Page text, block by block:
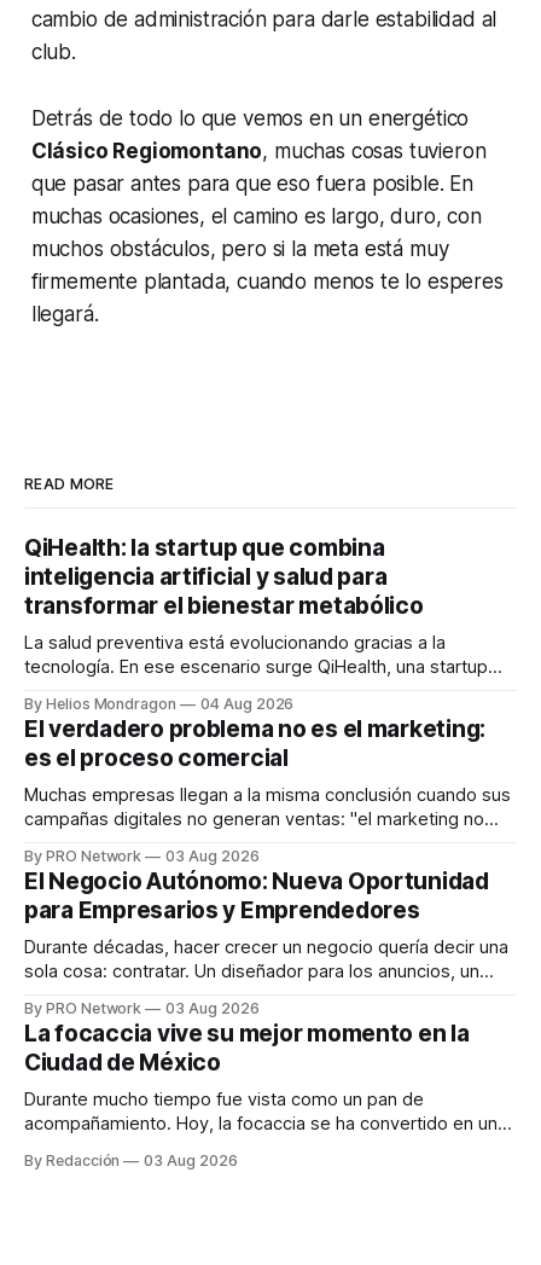
cambio de administración para darle estabilidad al
club.
Detrás de todo lo que vemos en un energético
Clásico Regiomontano, muchas cosas tuvieron
que pasar antes para que eso fuera posible. En
muchas ocasiones, el camino es largo, duro, con
muchos obstáculos, pero si la meta está muy
firmemente plantada, cuando menos te lo esperes
llegará.
READ MORE
QiHealth: la startup que combina
inteligencia artificial y salud para
transformar el bienestar metabólico
La salud preventiva está evolucionando gracias a la
tecnología. En ese escenario surge QiHealth, una startup
dispositivos inteligentes, inteligencia artificial y monitoreo
en tiempo real para ayudar a las personas a tomar mejores
decisiones sobre su salud metabólica. Su propuesta busca
responder
By Helios Mondragon 04 Aug 2026
El verdadero problema no es el marketing:
es el proceso comercial
Muchas empresas llegan a la misma conclusión cuando sus
campañas digitales no generan ventas: "el marketing no
INTERIUS, el problema suele estar en otro lugar. Durante
una entrevista para el podcast SER PRO, el especialista en
marketing digital explicó que
By PRO Network 03 Aug 2026
El Negocio Autónomo: Nueva Oportunidad
para Empresarios y Emprendedores
Durante décadas, hacer crecer un negocio quería decir una
sola cosa: contratar. Un diseñador para los anuncios, un
para los textos, alguien que supiera de publicidad digital
para encontrar prospectos, un vendedor para atender
llamadas y mensajes, y —con suerte— una persona
By PRO Network 03 Aug 2026
La focaccia vive su mejor momento en la
Ciudad de México
Durante mucho tiempo fue vista como un pan de
acompañamiento. Hoy, la focaccia se ha convertido en uno
artesanal, ingredientes de calidad y experiencias que
By Redacción 03 Aug 2026